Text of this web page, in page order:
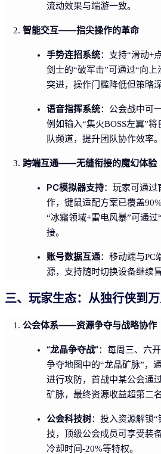
流动效果与端游一致。
智能交互——指尖操作的革命
手势连招系统：支持“滑动+
剑士的“破军击”可通过“向
突进，操作门槛降低但策略
语音指挥系统：公会战中可
例如输入“集火BOSS左翼”
队频道，提升团队协作效率。
跨端互通——无缝衔接的魔幻体验
PC模拟器支持：玩家可通过
作，键鼠适配方案已覆盖
“冰霜领域+雷电风暴”可通过
接。
账号数据互通：移动端与PC
源，支持随时切换设备继续冒
三、玩家生态：从独行侠到
公会体系——资源争夺与战略协作
“龙晶争夺战”：每周三、六
争夺地图中的“龙晶矿脉”，
进行攻防，首战中某公会通
矿脉，最终资源收益超第二名
公会科技树：投入资源解锁
技，顶级公会成员可享受装
冷却时间-20%等特权。